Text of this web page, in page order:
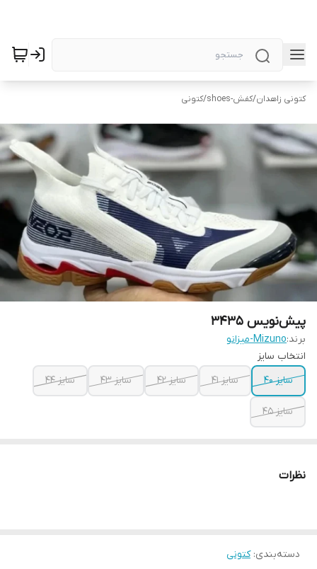
کتونی زاهدان/کفش-shoes /کتونی
پیش‌نویس ۳۴۳۵
برند:Mizuno-میزانو
انتخاب سایز
سایز 40
سایز 41 سایز 42 سایز 43 سایز 44
سایز 45
نظرات
دسته‌بندی:کتونی